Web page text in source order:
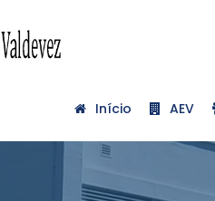
Início AEV